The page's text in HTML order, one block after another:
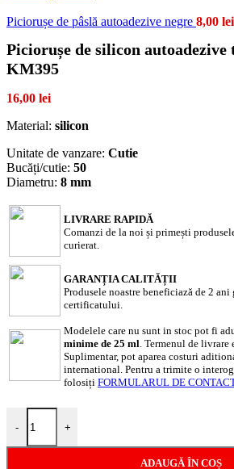
Piciorușe de pâslă autoadezive negre 8,00 lei
Piciorușe de silicon autoadezive
KM395
16,00 lei
Material: silicon
Unitate de vanzare: Cutie
Bucăți/cutie: 50
Diametru: 8 mm
LIVRARE RAPIDĂ
Comanzi de la noi și primești
curierat.
GARANȚIA CALITĂȚII
Produsele noastre beneficiază de 2 ani
certificatului.
Modelele care nu sunt in stoc pot fi
minime de 25 ml. Termenul de livrare
Suplimentar, pot aparea costuri
international. Pentru a trimite o
folosiți FORMULARUL DE
-
Cantitate Piciorușe de silicon autoadezive
+
ADAUGĂ ÎN COȘ